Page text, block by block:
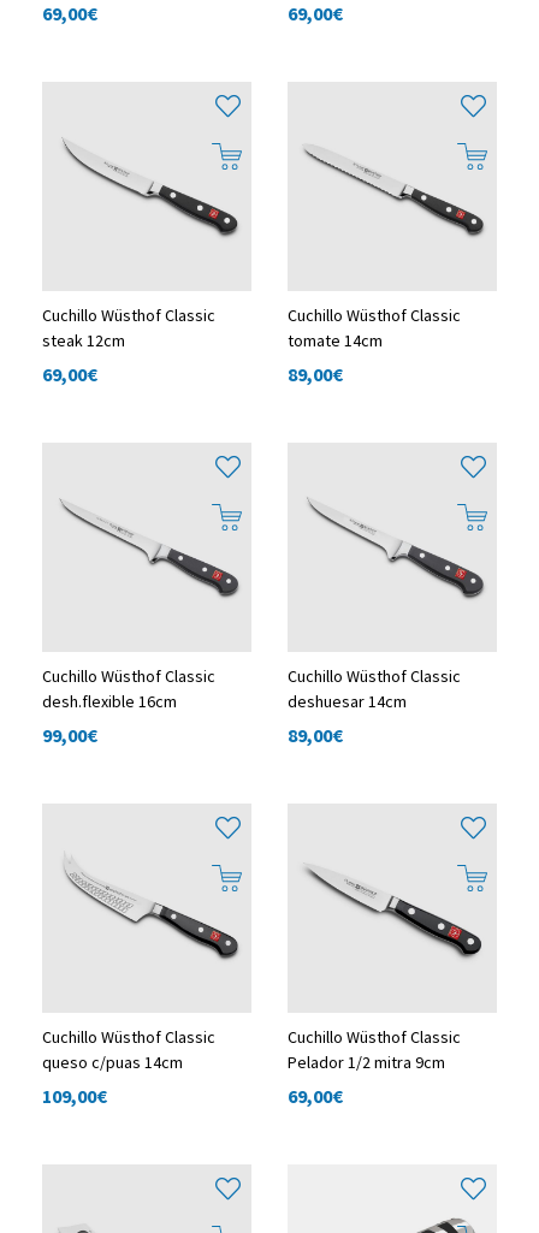
69,00€ 69,00€
Cuchillo Wüsthof Classic
steak 12cm
69,00€
Cuchillo Wüsthof Classic
tomate 14cm
89,00€
Cuchillo Wüsthof Classic
desh.flexible 16cm
99,00€
Cuchillo Wüsthof Classic
deshuesar 14cm
89,00€
Cuchillo Wüsthof Classic
queso c/puas 14cm
109,00€
Cuchillo Wüsthof Classic
Pelador 1/2 mitra 9cm
69,00€